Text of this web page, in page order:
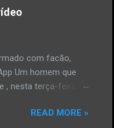
Ela já havia
a mulher ainda
com facão,
Um homem que
nesta terça-feira
atingir o
READ MORE »